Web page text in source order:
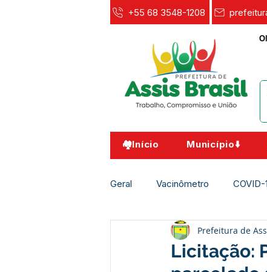
+55 68 3548-1208
🏘️Início Município⬇️
Geral Vacinômetro COVID-
Agricultura e Meio Ambiente
Licitação:
Prefeitura de